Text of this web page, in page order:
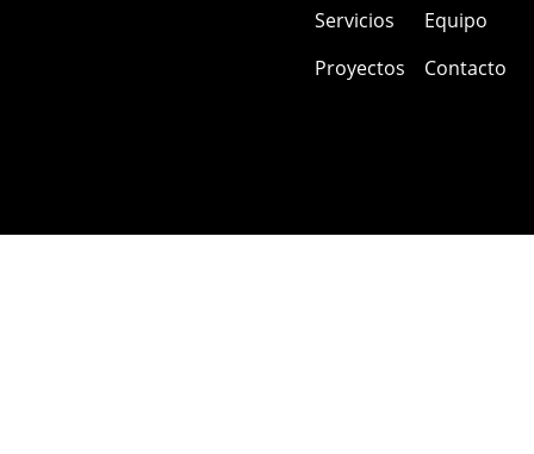
Servicios
Proyectos
Equipo
Contacto